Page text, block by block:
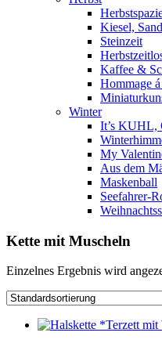
Kiesel,
Steinzeit
Kaffee &
Hommage
Winter
It’s KUHL,
My
Aus dem
Maskenball
Seefahrer-
Kette mit Muscheln
Einzelnes Ergebnis wird